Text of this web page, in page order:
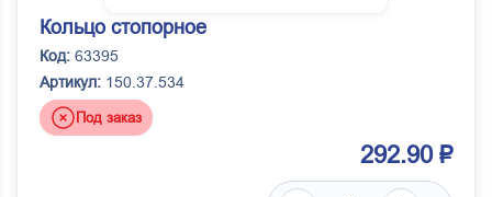
Кольцо стопорное
Код: 63395
Артикул: 150.37.534
Под заказ
292.90 ₽